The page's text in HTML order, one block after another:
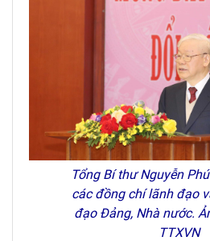
Tổng Bí thư Nguyễn
các đồng chí lãnh đạo
đạo Đảng, Nhà nước.
TTXVN